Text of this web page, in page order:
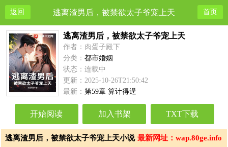
返回 逃离渣男后，被禁欲太子爷宠上天 首页
逃离渣男后，被禁欲太子爷宠上天
作者：肉蛋子殿下
分类：都市婚姻
状态：连载中
更新：2025-10-26T21:50:42
最新：第59章 算计得逞
开始阅读 加入书架 TXT下载
最新网址：wap.80ge.info
逃离渣男后，被禁欲太子爷宠上天小说